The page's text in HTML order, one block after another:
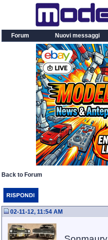
Forum Nuovi messaggi
Back to Forum
02-11-12, 11:54 AM